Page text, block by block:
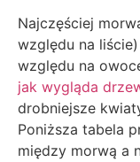
Najczęściej
względu na
względu na
jak wygląda
drobniejsze
Poniższa tabela
między morwą a